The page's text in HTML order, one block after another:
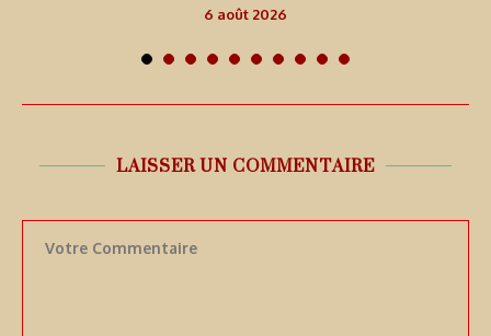
6 août 2026
LAISSER UN COMMENTAIRE